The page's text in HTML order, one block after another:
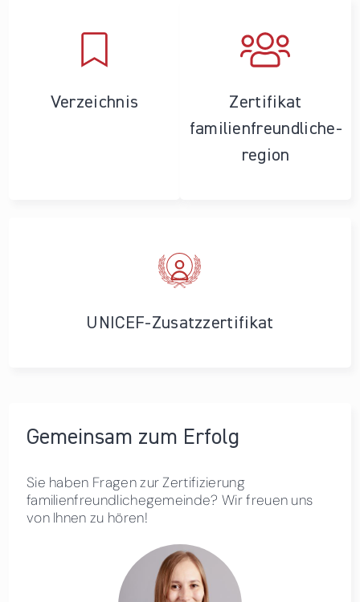
Verzeichnis
Zertifikat
familienfreundliche­
region
UNICEF-Zusatzzertifikat
Gemeinsam zum Erfolg
Sie haben Fragen zur Zertifizierung
familienfreundlichegemeinde? Wir freuen uns
von Ihnen zu hören!